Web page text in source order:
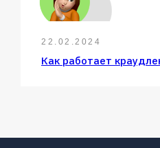
22.02.2024
Как работает